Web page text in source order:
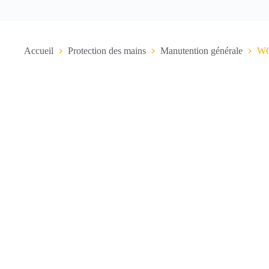
Accueil Protection des mains Manutention générale